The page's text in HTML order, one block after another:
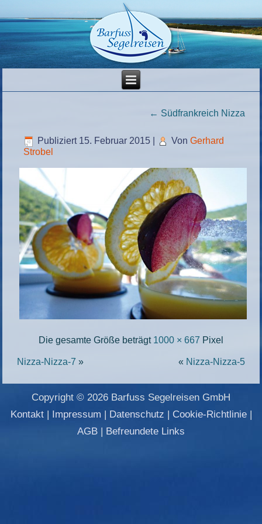
← Südfrankreich Nizza
Publiziert 15. Februar 2015 Von Gerhard
Strobel
Die gesamte Größe beträgt 1000 × 667 Pixel
Nizza-Nizza-7 » « Nizza-Nizza-5
Copyright © 2026 Barfuss Segelreisen GmbH
Kontakt| Impressum | Datenschutz | Cookie-Richtlinie|
AGB | Befreundete Links